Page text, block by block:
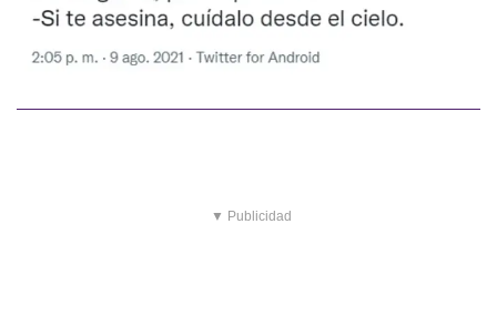
▼ Publicidad